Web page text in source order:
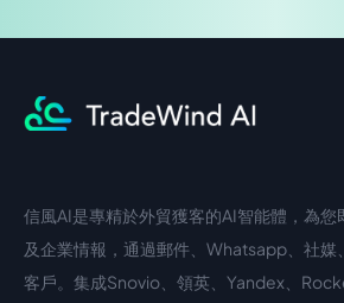
中文入口
信風AI是專精於外貿獲客的AI智能體，為您
及企業情報，通過郵件、Whatsapp、社媒
客戶。集成Snovio、領英、Yandex、